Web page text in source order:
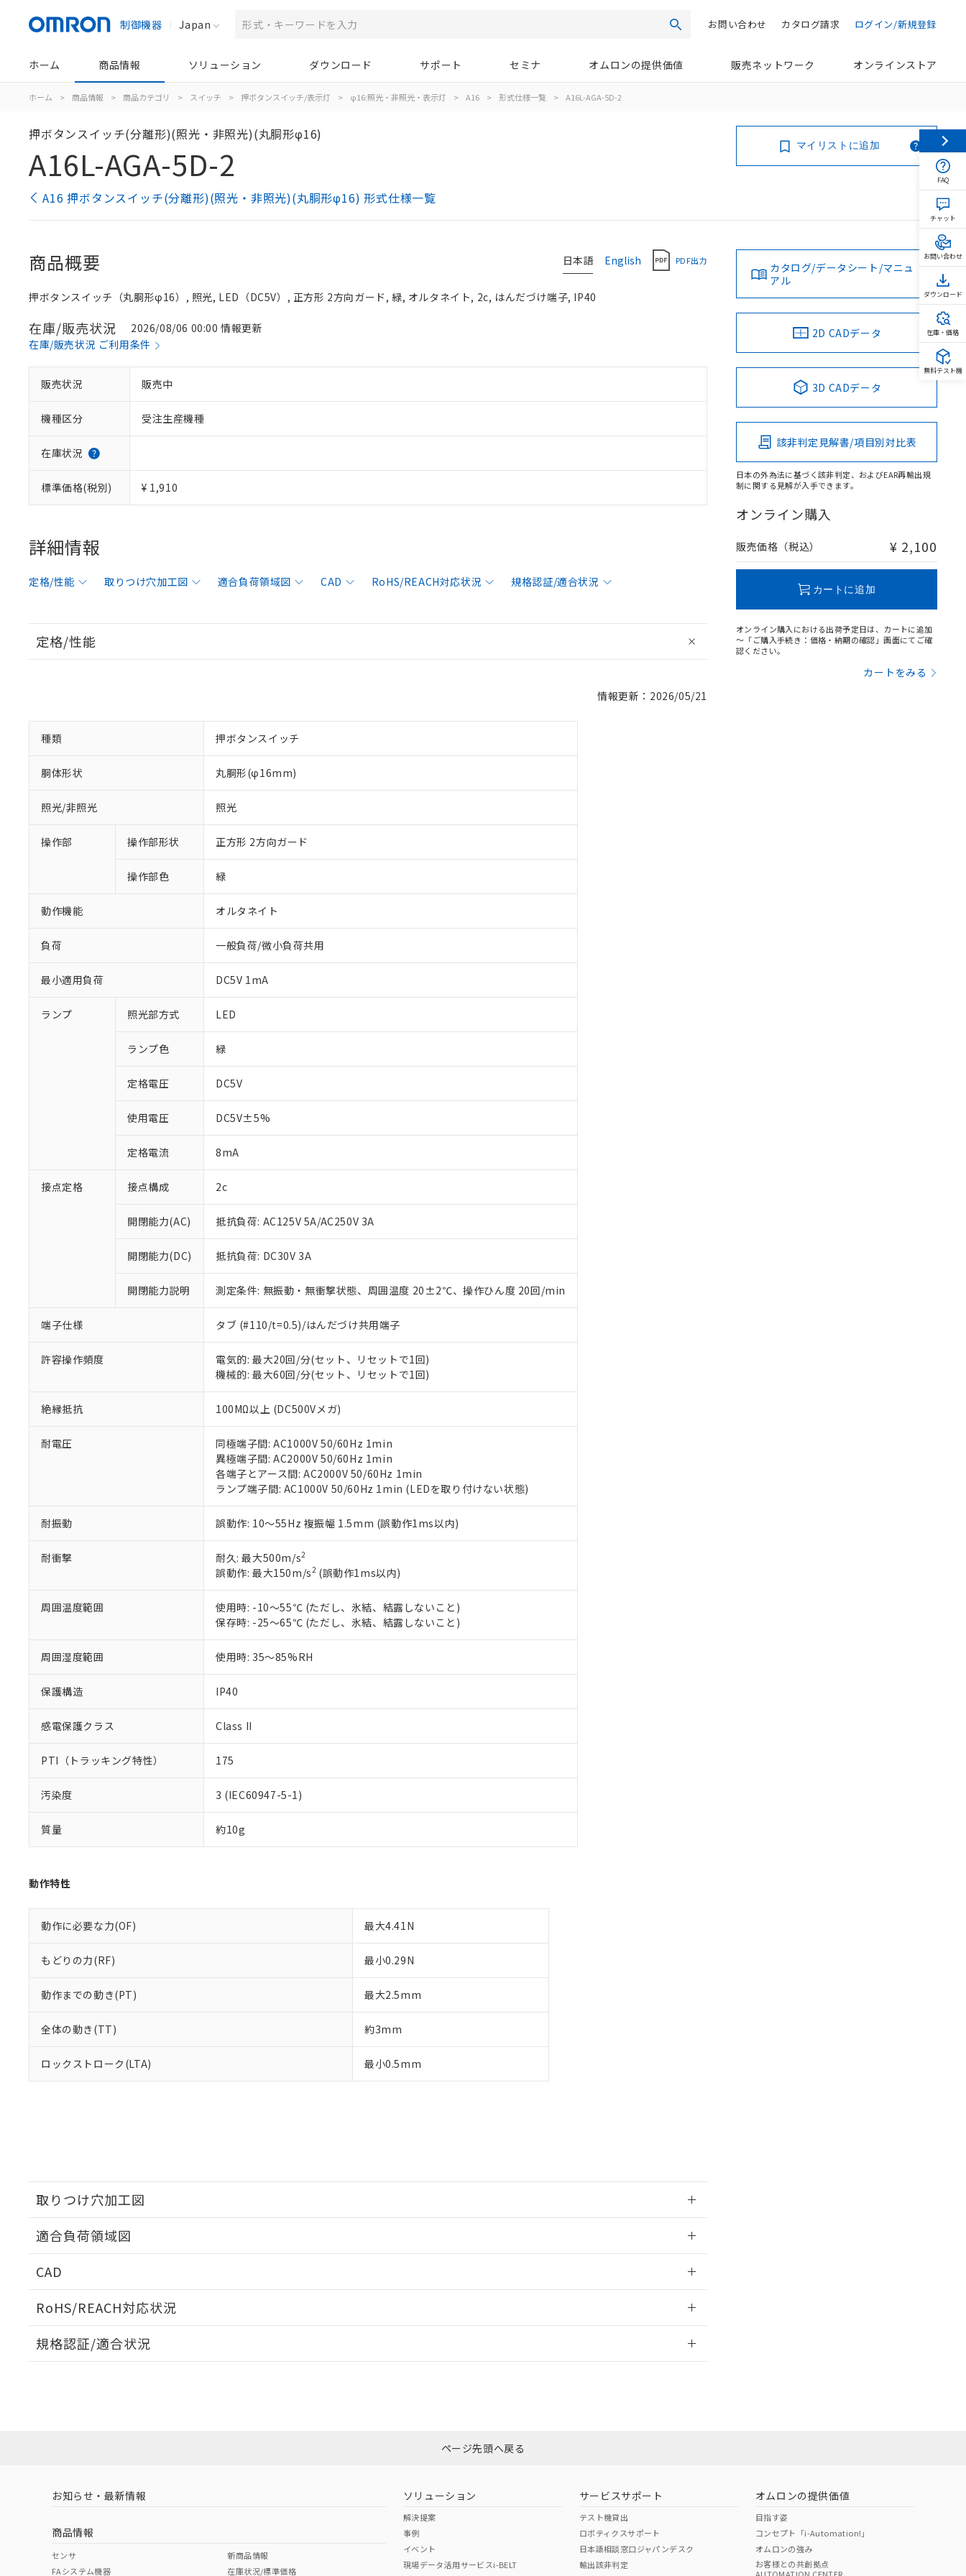
制御機器 Japan 検索 ログイン/新規登録
カタログ請求
お問い合わせ
ホーム 商品情報 ソリューション ダウンロード サポート セミナ オムロンの提供価値 販売ネットワーク オンラインストア
ホーム > 商品情報 > 商品カテゴリ > スイッチ > 押ボタンスイッチ/表示灯 > φ16:照光・非照光・表示灯 > A16 > 形式仕様一覧 > A16L-AGA-5D-2
押ボタンスイッチ(分離形)(照光・非照光)(丸胴形φ16)
A16L-AGA-5D-2
A16 押ボタンスイッチ(分離形)(照光・非照光)(丸胴形φ16) 形式仕様一覧
マイリストに追加
日本語 English PDF出力
商品概要
押ボタンスイッチ（丸胴形φ16）, 照光, LED（DC5V）, 正方形 2方向ガード, 緑, オルタネイト, 2c, はんだづけ端子, IP40
在庫/販売状況
2026/08/06 00:00 情報更新
在庫/販売状況 ご利用条件
販売状況 販売中
機種区分 受注生産機種
在庫状況
標準価格(税別) ¥ 1,910
詳細情報
定格/性能 取りつけ穴加工図 適合負荷領域図 CAD RoHS/REACH対応状況 規格認証/適合状況
定格/性能
情報更新：2026/05/21
種類 押ボタンスイッチ
胴体形状 丸胴形(φ16mm)
照光/非照光 照光
操作部 操作部形状 正方形 2方向ガード
操作部色 緑
動作機能 オルタネイト
負荷 一般負荷/微小負荷共用
最小適用負荷 DC5V 1mA
ランプ 照光部方式 LED
ランプ色 緑
定格電圧 DC5V
使用電圧 DC5V±5%
定格電流 8mA
接点定格 接点構成 2c
開閉能力(AC) 抵抗負荷: AC125V 5A/AC250V 3A
開閉能力(DC) 抵抗負荷: DC30V 3A
開閉能力説明 測定条件: 無振動・無衝撃状態、周囲温度 20±2℃、操作ひん度 20回/min
端子仕様 タブ (#110/t=0.5)/はんだづけ共用端子
許容操作頻度
電気的: 最大20回/分(セット、リセットで1回)
機械的: 最大60回/分(セット、リセットで1回)
絶縁抵抗 100MΩ以上 (DC500Vメガ)
耐電圧
同極端子間: AC1000V 50/60Hz 1min
異極端子間: AC2000V 50/60Hz 1min
各端子とアース間: AC2000V 50/60Hz 1min
ランプ端子間: AC1000V 50/60Hz 1min (LEDを取り付けない状態)
耐振動 誤動作: 10～55Hz 複振幅 1.5mm (誤動作1ms以内)
耐衝撃 耐久: 最大500m/s2
誤動作: 最大150m/s2(誤動作1ms以内)
周囲温度範囲
使用時: -10～55℃ (ただし、氷結、結露しないこと)
保存時: -25～65℃ (ただし、氷結、結露しないこと)
周囲湿度範囲 使用時: 35～85%RH
保護構造 IP40
感電保護クラス Class II
PTI（トラッキング特性） 175
汚染度 3 (IEC60947-5-1)
質量 約10g
動作特性
動作に必要な力(OF) 最大4.41N
もどりの力(RF) 最小0.29N
動作までの動き(PT) 最大2.5mm
全体の動き(TT) 約3mm
ロックストローク(LTA) 最小0.5mm
取りつけ穴加工図
適合負荷領域図
CAD
RoHS/REACH対応状況
EU RoHS 注意事項・凡例
ダウンロードはこちら
中国 RoHS 注意事項・凡例
中国 RoHS表
規格認証/適合状況
（イギリス
（ノルウェー
（日本
（アメリカ
カタログ/データシート/マニュ
アル
2D CADデータ
3D CADデータ
該非判定見解書/項目別対比表
日本の外為法に基づく該非判定、およびEAR再輸出規
制に関する見解が入手できます。
オンライン購入
販売価格（税込） ¥ 2,100
カートに追加
オンライン購入における出荷予定日は、カートに追加
～「ご購入手続き：価格・納期の確認」画面にてご確
認ください。
カートをみる
ご利用条件
以下の条件をお読みいただき、同意のうえご利用ください。
本サービスは、当社制御機器事業取扱商品の当社在庫状況および標準価格(税抜)を提供させていただ
くものです。
在庫状況および標準価格照会結果は、記載している更新日時点での社内データに基づき作成されるも
のであり、閲覧された時点での実際の在庫および標準価格とは異なる場合があることをご了承くださ
正式な納期状況および標準価格はお客様のお取引先、またはお客様担当のオムロン制御機器販売店・
当社販売員にご相談ください。
オムロン制御機器販売店や当社販売拠点は「
在庫状況および標準価格結果を当社の事前の承諾なく第三者に漏洩または開示しないようお願いしま
す。
マイパーツ機能（部品リスト作成サービス）をご利用いただくには、I-Webメンバーズにご登録され
ている必要があります。
お客様が当ウェブサイト上で当社にご登録された部品リストについて、当社および当社の共同利用者
が、当社の製品・サービスに関するお客様との取引・商談に必要な範囲で利用することをご了承くだ
いる法人を指します。
※1 対応状況
対応済み：EU RoHS指令（10物質）の非含有に対応した製品が提供可能な商品です。
対応予定：EU RoHS指令（10物質）の非含有に対応した製品に切り替える予定のある商品です。
非該当品：ライセンス料など無形物で、有害物質有無と関係のない商品です。
仕入先様の事情により、非含有部品としていたものが、含有品と判明した場合などやむを得ず変更すること
があります。
*EU RoHS指令（10物質）：
鉛(Pb) 1000ppm以下、 水銀(Hg) 1000ppm以下、 カドミウム(Cd) 100ppm以下、
六価クロム(Cr(Ⅵ)) 1000ppm以下、ポリ臭化ビフェニル類(PBB) 1000ppm以下、ポリ臭化ジフェニルエーテル類(PBDE) 1000ppm以下、
フタル酸ビス(2-エチルヘキシル) (DEHP)(別名：DOP) 1000ppm以下、フタル酸ブチルベンジル（BBP） 1000ppm以下、フタル酸ジブチ
但し、RoHS指令で産業用監視および制御機器に対する適用除外項目は除く。
※2 対応予定月
部品在庫の切り替え状況などにより、予定月が前後することがあります。
※3 非含有証明書ダウンロード
EU RoHS指令（10物質）の非含有証明書
51物質の非含有証明書（当社基準）
また、RoHS指令のフタル酸エステル類４物質の対応では、対応完了までの期間は出荷製品に未対応品が
混在することから備考欄に対応日を記載しておりました。
既に当社にて対応品への在庫切替を完了していることから、特段のことがない限り、2022年1月12日よ
り割愛しております。
※1 中国RoHS○×表
「×」：最大均質材料含有率が中国RoHSの基準値を超えていることを示します。
「－」：未確認です。当社販売部門へお問い合わせください。
Pb(鉛) :1000ppm、 Hg(水銀) : 1000ppm、 Cd(カドミウム) : 100ppm、
Cr(Ⅵ)(六価クロム) : 1000ppm、 PBBs(ポリ臭化ビフェニル類) : 1000ppm、 PBDEs(ポリ臭化ジフェニルエーテル類) : 1000ppm、
DBP(フタル酸ジブチル) : 1000ppm、 DIBP(フタル酸ジイソブチル) : 1000ppm、 BBP(フタル酸ブチルベンジル) : 1000ppm、
DEHP(フタル酸ビス(2-エチルヘキシル)) : 1000ppm
※2 環境保護使用期限
「10」：通常の使用状況下において有害物質が外部に漏えいし、環境に深刻な影響を及ぼさない年数を意
味します。
「－」：未確認です。当社販売部門へお問い合わせください。
当社は、これら貴社製品のうち、外国為替および外国貿易法に定める商品（以下｢規制貨物等」とい
う）を輸出または国外への提供する場合は、日本国政府の輸出許可(または役務取引許可)を取得する
などの必要な手続きをとります。
当社は規制貨物を破棄する場合は、完全に破砕するなど、違法に輸出されないよう必要な手段を講じ
ます。
置等に一切使用いたしません。
当社は、貴社製品を第三者に販売する場合は、上記1、2および3の内容を当該第三者に通知します。
また当社は、販売先および販売に係わる関係者が違法に輸出するおそれがある場合は、取り引きをい
たしません。
合意する
記
号
説明
○ 一定数以上の在庫あり
△ 一定数には満たないが在庫あり
－
在庫なし(最新の在庫状況については、お客様のお取引先、またはお客様担当のオムロン制御
白
ページ先頭へ戻る
お知らせ・最新情報
商品情報
センサ
FAシステム機器
新商品情報
在庫状況/標準価格
ソリューション
解決提案
事例
イベント
現場データ活用サービスi-BELT
サービスサポート
テスト機貸出
ロボティクスサポート
日本語相談窓口ジャパンデスク
輸出該非判定
オムロンの提供価値
目指す姿
コンセプト「i-Automation!」
オムロンの強み
お客様との共創拠点
FAQ
チャット
お問い合わせ
ダウンロード
在庫・価格
無料テスト機